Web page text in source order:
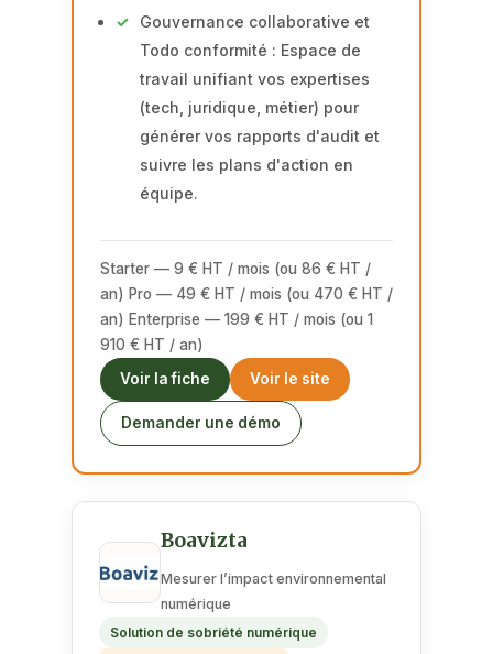
Gouvernance collaborative et
Todo conformité : Espace de
travail unifiant vos expertises
(tech, juridique, métier) pour
générer vos rapports d'audit et
suivre les plans d'action en
équipe.
Starter — 9 € HT / mois (ou 86 € HT /
an) Pro — 49 € HT / mois (ou 470 € HT /
an) Enterprise — 199 € HT / mois (ou 1
910 € HT / an)
Voir la fiche
Voir le site
Demander une démo
Boavizta
Mesurer l’impact environnemental
numérique
Solution de sobriété numérique